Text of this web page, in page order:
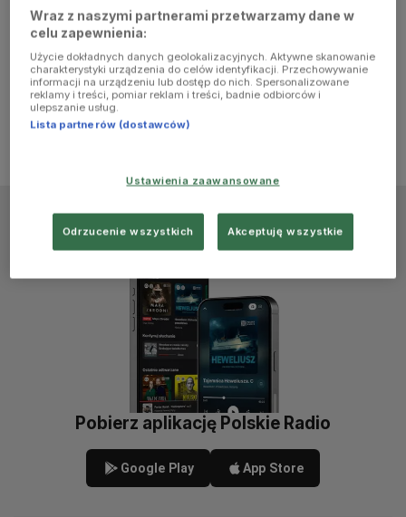
console for
more
information)
Pobierz aplikację Polskie Radio
Google Play App Store
Wraz z naszymi partnerami przetwarzamy dane w
celu zapewnienia:
Użycie dokładnych danych geolokalizacyjnych. Aktywne skanowanie
charakterystyki urządzenia do celów identyfikacji. Przechowywanie
informacji na urządzeniu lub dostęp do nich. Spersonalizowane
reklamy i treści, pomiar reklam i treści, badnie odbiorców i
ulepszanie usług.
Lista partnerów (dostawców)
Ustawienia zaawansowane
Odrzucenie wszystkich Akceptuję wszystkie